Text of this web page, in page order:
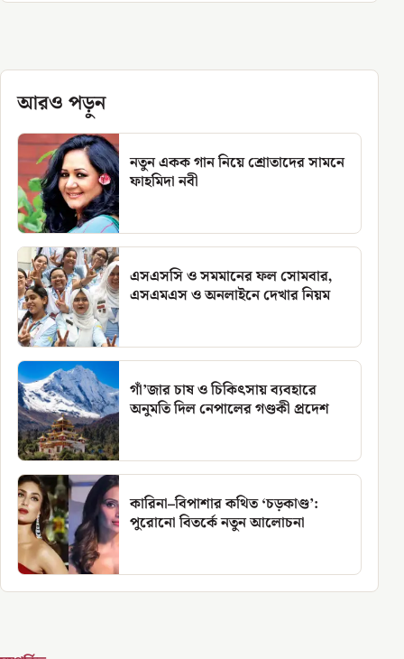
আরও পড়ুন
নতুন একক গান নিয়ে শ্রোতাদের সামনে
ফাহমিদা নবী
এসএসসি ও সমমানের ফল সোমবার,
এসএমএস ও অনলাইনে দেখার নিয়ম
গাঁ’জার চাষ ও চিকিৎসায় ব্যবহারে
অনুমতি দিল নেপালের গণ্ডকী প্রদেশ
কারিনা–বিপাশার কথিত ‘চড়কাণ্ড’:
পুরোনো বিতর্কে নতুন আলোচনা